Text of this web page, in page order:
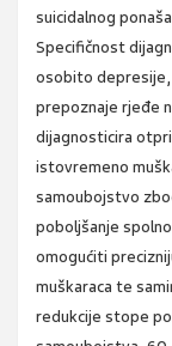
suicidalnog
Specifičnost
osobito
prepoznaje rjeđe
dijagnosticira
istovremeno
samoubojstvo
poboljšanje
omogućiti
muškaraca te
redukcije stope